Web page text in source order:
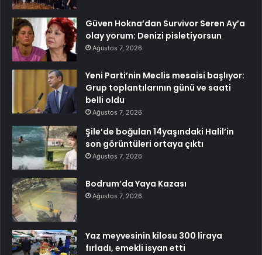
Güven Hokna’dan Survivor Seren Ay’a
olay yorum: Denizi pisletiyorsun
Ağustos 7, 2026
Yeni Parti’nin Meclis mesaisi başlıyor:
Grup toplantılarının günü ve saati
belli oldu
Ağustos 7, 2026
Şile’de boğulan 14yaşındaki Halil’in
son görüntüleri ortaya çıktı
Ağustos 7, 2026
Bodrum’da Yaya Kazası
Ağustos 7, 2026
Yaz meyvesinin kilosu 300 liraya
fırladı, emekli isyan etti